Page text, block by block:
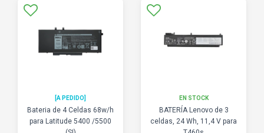
[A PEDIDO]
Bateria de 4 Celdas 68w/h
para Latitude 5400 /5500
EN STOCK
BATERÍA Lenovo de 3
celdas, 24 Wh, 11,4 V para